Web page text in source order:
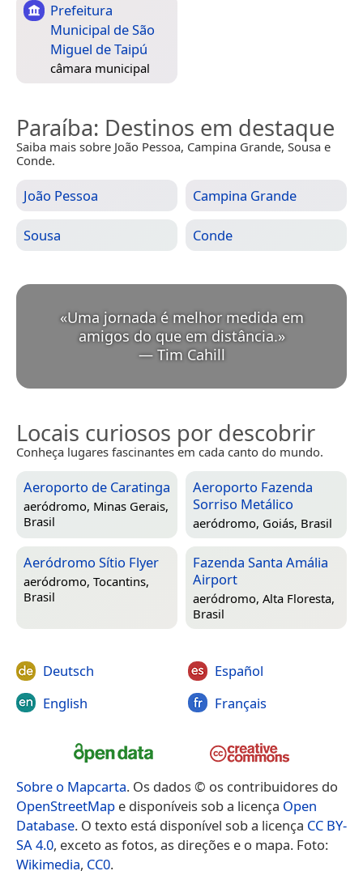
Prefeitura
Municipal de São
Miguel de Taipú
câmara municipal
Paraíba: Destinos em destaque
Saiba mais sobre João Pessoa, Campina Grande, Sousa e
Conde.
João Pessoa Campina Grande
Sousa Conde
«Uma jornada é melhor medida em
amigos do que em distância. »
— Tim Cahill
Locais curiosos por descobrir
Conheça lugares fascinantes em cada canto do mundo.
Aeroporto de Caratinga
aeródromo, Minas Gerais,
Brasil
Aeroporto Fazenda
Sorriso Metálico
aeródromo, Goiás, Brasil
Aeródromo Sítio Flyer
aeródromo, Tocantins,
Brasil
Fazenda Santa Amália
Airport
aeródromo, Alta Floresta,
Brasil
Deutsch
English
Español
Français
Sobre o Mapcarta. Os dados © os contribuidores do
OpenStreetMap e disponíveis sob a licença Open
Database. O texto está disponível sob a licença CC BY-
SA 4.0, exceto as fotos, as direções e o mapa. Foto:
Wikimedia, CC0.